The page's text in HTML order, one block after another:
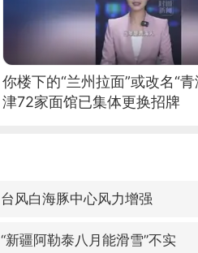
你楼下的“兰州拉面”或改名“
津72家面馆已集体更换招牌
台风白海豚中心风力增强
“新疆阿勒泰八月能滑雪”不实